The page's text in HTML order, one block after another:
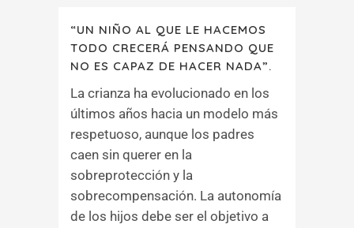
“UN NIÑO AL QUE LE HACEMOS
TODO CRECERÁ PENSANDO QUE
NO ES CAPAZ DE HACER NADA”.
La crianza ha evolucionado en los
últimos años hacia un modelo más
respetuoso, aunque los padres
caen sin querer en la
sobreprotección y la
sobrecompensación. La autonomía
de los hijos debe ser el objetivo a